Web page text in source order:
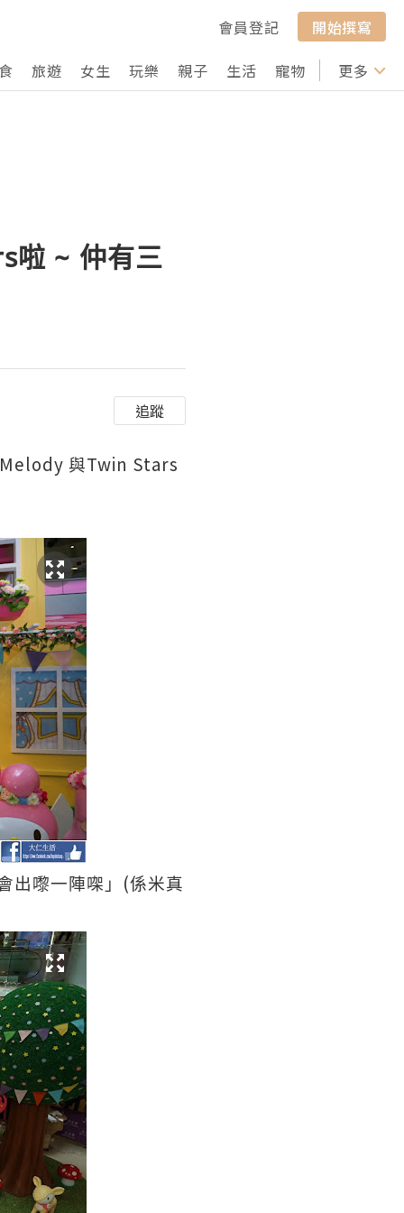
會員登記
開始撰寫
旅遊 女生 玩樂 親子 生活 寵物 行山 打卡
更多
啦 ~ 仲有三
追蹤
與Twin Stars
出嚟一陣㗎」 (係米真